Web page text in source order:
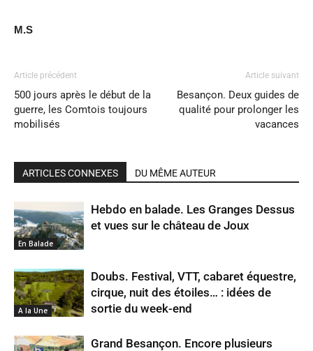
M.S
Article précédent
500 jours après le début de la
guerre, les Comtois toujours
mobilisés
Article suivant
Besançon. Deux guides de
qualité pour prolonger les
vacances
ARTICLES CONNEXES DU MÊME AUTEUR
En Balade
Hebdo en balade. Les Granges Dessus
et vues sur le château de Joux
A la Une
Doubs. Festival, VTT, cabaret équestre,
cirque, nuit des étoiles… : idées de
sortie du week-end
Grand Besançon. Encore plusieurs